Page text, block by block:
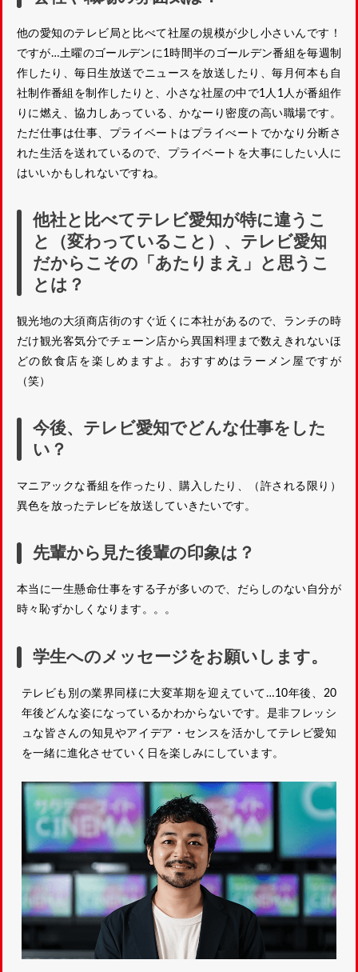
他の愛知のテレビ局と比べて社屋の規模が少し小さいんです！
ですが…土曜のゴールデンに1時間半のゴールデン番組を毎週制
作したり、毎日生放送でニュースを放送したり、毎月何本も自
社制作番組を制作したりと、小さな社屋の中で1人1人が番組作
りに燃え、協力しあっている、かなーり密度の高い職場です。
ただ仕事は仕事、プライベートはプライべートでかなり分断さ
れた生活を送れているので、プライベートを大事にしたい人に
はいいかもしれないですね。
他社と比べてテレビ愛知が特に違うこ
と（変わっていること）、テレビ愛知
だからこその「あたりまえ」と思うこ
とは？
観光地の大須商店街のすぐ近くに本社があるので、ランチの時
だけ観光客気分でチェーン店から異国料理まで数えきれないほ
どの飲食店を楽しめますよ。おすすめはラーメン屋ですが
（笑）
今後、テレビ愛知でどんな仕事をした
い？
マニアックな番組を作ったり、購入したり、（許される限り）
異色を放ったテレビを放送していきたいです。
先輩から見た後輩の印象は？
本当に一生懸命仕事をする子が多いので、だらしのない自分が
時々恥ずかしくなります。。。
学生へのメッセージをお願いします。
テレビも別の業界同様に大変革期を迎えていて…10年後、20
年後どんな姿になっているかわからないです。是非フレッシ
ュな皆さんの知見やアイデア・センスを活かしてテレビ愛知
を一緒に進化させていく日を楽しみにしています。